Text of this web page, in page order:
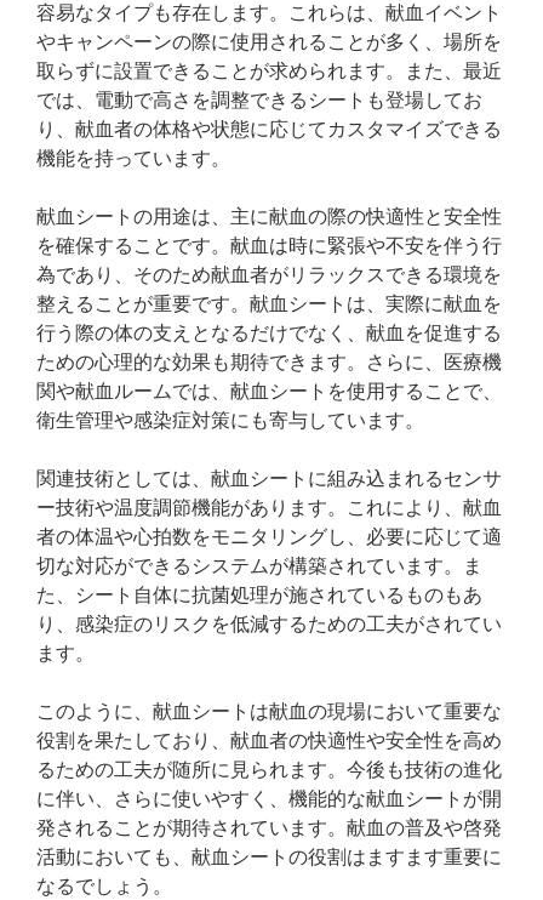
容易なタイプも存在します。これらは、献血イベント
やキャンペーンの際に使用されることが多く、場所を
取らずに設置できることが求められます。また、最近
では、電動で高さを調整できるシートも登場してお
り、献血者の体格や状態に応じてカスタマイズできる
機能を持っています。
献血シートの用途は、主に献血の際の快適性と安全性
を確保することです。献血は時に緊張や不安を伴う行
為であり、そのため献血者がリラックスできる環境を
整えることが重要です。献血シートは、実際に献血を
行う際の体の支えとなるだけでなく、献血を促進する
ための心理的な効果も期待できます。さらに、医療機
関や献血ルームでは、献血シートを使用することで、
衛生管理や感染症対策にも寄与しています。
関連技術としては、献血シートに組み込まれるセンサ
ー技術や温度調節機能があります。これにより、献血
者の体温や心拍数をモニタリングし、必要に応じて適
切な対応ができるシステムが構築されています。ま
た、シート自体に抗菌処理が施されているものもあ
り、感染症のリスクを低減するための工夫がされてい
ます。
このように、献血シートは献血の現場において重要な
役割を果たしており、献血者の快適性や安全性を高め
るための工夫が随所に見られます。今後も技術の進化
に伴い、さらに使いやすく、機能的な献血シートが開
発されることが期待されています。献血の普及や啓発
活動においても、献血シートの役割はますます重要に
なるでしょう。